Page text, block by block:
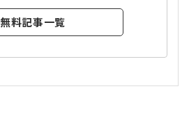
無料記事一覧